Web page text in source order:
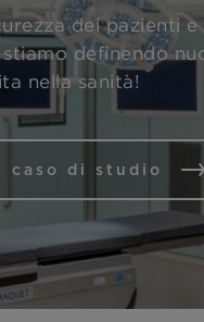
dei pazienti
definendo
nella sanità!
caso di studio